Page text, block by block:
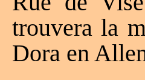
trouvera la
Dora en